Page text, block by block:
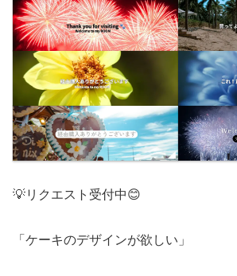
💡リクエスト受付中😊
「ケーキのデザインが欲しい」